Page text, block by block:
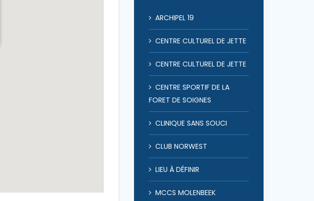
ARCHIPEL 19
CENTRE CULTUREL DE JETTE
CENTRE CULTUREL DE JETTE
CENTRE SPORTIF DE LA
FORET DE SOIGNES
CLINIQUE SANS SOUCI
CLUB NORWEST
LIEU À DÉFINIR
MCCS MOLENBEEK